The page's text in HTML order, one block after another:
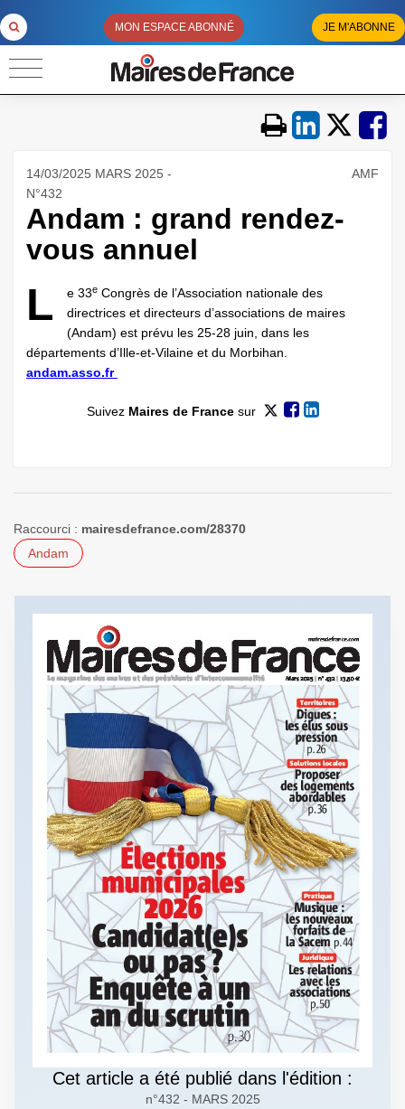
MON ESPACE ABONNÉ JE M'ABONNE
14/03/2025 MARS 2025 -
N°432
AMF
Andam : grand rendez-
vous annuel
L e 33e Congrès de l’Association nationale des
directrices et directeurs d’associations de maires
(Andam) est prévu les 25-28 juin, dans les
départements d’Ille-et-Vilaine et du Morbihan.
andam.asso.fr
Suivez Maires de Francesur
Raccourci : mairesdefrance.com/28370
Andam
Cet article a été publié dans l'édition :
n°432 - MARS 2025